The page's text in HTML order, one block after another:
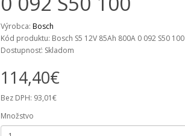
Výrobca: Bosch
Kód produktu: Bosch S5 12V 85Ah 800A 0 092 S50 100
Dostupnosť: Skladom
114,40€
Bez DPH: 93,01€
Množstvo